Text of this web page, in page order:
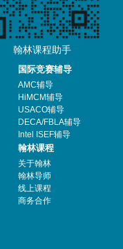
翰林课程助手
国际竞赛辅导
AMC辅导
HiMCM辅导
USACO辅导
DECA/FBLA辅导
Intel ISEF辅导
翰林课程
关于翰林
翰林导师
线上课程
商务合作